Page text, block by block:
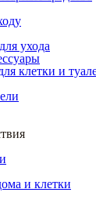
ухода
клетки и
и клетки